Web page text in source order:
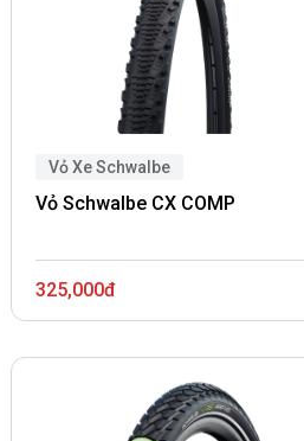
Vỏ Xe Schwalbe
Vỏ Schwalbe CX COMP
325,000đ